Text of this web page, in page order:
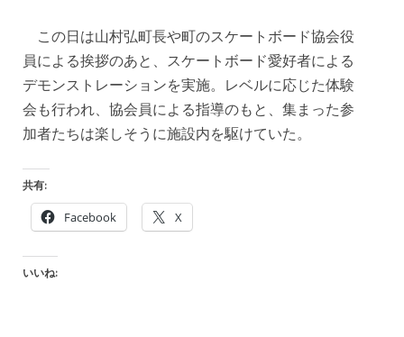
この日は山村弘町長や町のスケートボード協会役
員による挨拶のあと、スケートボード愛好者による
デモンストレーションを実施。レベルに応じた体験
会も行われ、協会員による指導のもと、集まった参
加者たちは楽しそうに施設内を駆けていた。
共有:
Facebook X
いいね: